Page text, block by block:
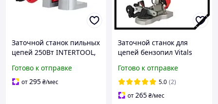
Заточной станок пильных
цепей 250Вт INTERTOOL,
заточки цепей, Точилка
цепи бензопилы, MTS
Готово к отправке
от295₴/мес
Заточной станок для
цепей бензопил Vitals
Станок для заточки цепей
Топ 3776563
Готово к отправке
5.0 (2)
от265₴/мес